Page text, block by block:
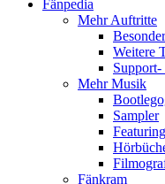
Fänpedia
Mehr Auftritte
Weitere
Support-
Mehr Musik
Sampler
Featuring
Fänkram